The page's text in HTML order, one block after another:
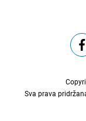
Sva prava